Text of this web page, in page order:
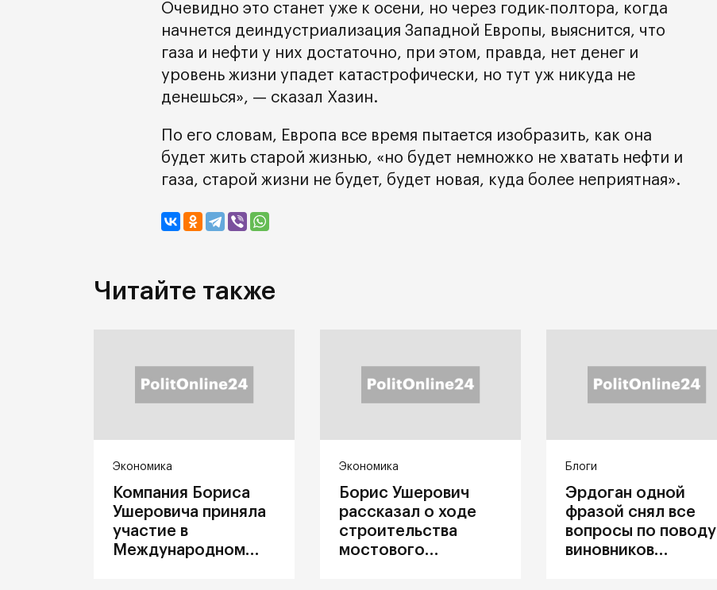
Очевидно это станет уже к осени, но через годик-полтора, когда
начнется деиндустриализация Западной Европы, выяснится, что
газа и нефти у них достаточно, при этом, правда, нет денег и
уровень жизни упадет катастрофически, но тут уж никуда не
денешься», — сказал Хазин.
По его словам, Европа все время пытается изобразить, как она
будет жить старой жизнью, «но будет немножко не хватать нефти и
газа, старой жизни не будет, будет новая, куда более неприятная».
Читайте также
Экономика
Компания Бориса
Ушеровича приняла
участие в
Международном
Экономика
Борис Ушерович
рассказал о ходе
строительства
мостового
Блоги
Эрдоган одной
фразой снял все
вопросы по поводу
виновников